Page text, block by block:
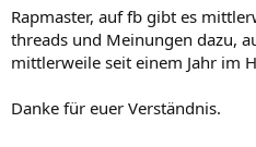
Rapmaster, auf fb gibt es
threads und Meinungen dazu,
mittlerweile seit einem Jahr im
Danke für euer Verständnis.